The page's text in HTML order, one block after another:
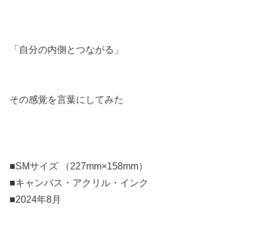
「自分の内側とつながる」
その感覚を言葉にしてみた
■SMサイズ （227mm×158mm）
■キャンバス・アクリル・インク
■2024年8月